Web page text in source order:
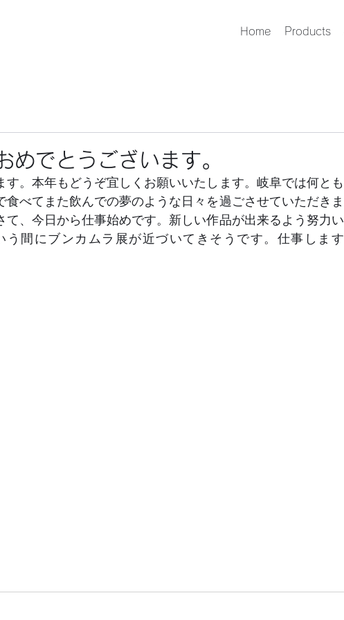
Home Products
でとうございます。
。本年もどうぞ宜しくお願いいたします。岐阜では何とも
べてまた飲んでの夢のような日々を過ごさせていただきま
て、今日から仕事始めです。新しい作品が出来るよう努力い
う間にブンカムラ展が近づいてきそうです。仕事します